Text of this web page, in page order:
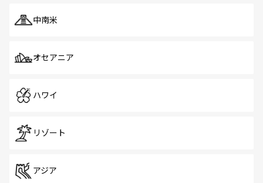
中南米
オセアニア
ハワイ
リゾート
アジア